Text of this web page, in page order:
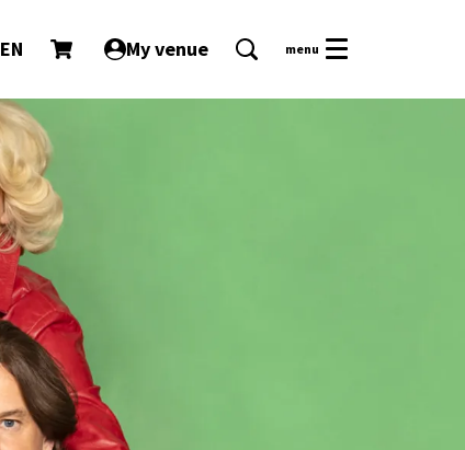
EN My venue menu